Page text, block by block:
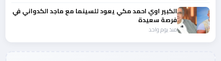
الكبير اوي احمد مكي يعود للسينما مع ماجد الكدواني في
فرصة سعيدة
منذ يوم واحد